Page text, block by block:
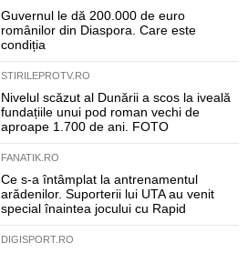
Guvernul le dă 200.000 de euro
românilor din Diaspora. Care este
condiția
STIRILEPROTV.RO
Nivelul scăzut al Dunării a scos la iveală
fundațiile unui pod roman vechi de
aproape 1.700 de ani. FOTO
FANATIK.RO
Ce s-a întâmplat la antrenamentul
arădenilor. Suporterii lui UTA au venit
special înaintea jocului cu Rapid
DIGISPORT.RO